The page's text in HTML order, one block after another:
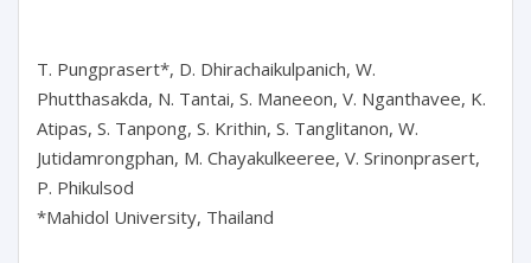
T. Pungprasert*, D. Dhirachaikulpanich, W.
Phutthasakda, N. Tantai, S. Maneeon, V. Nganthavee, K.
Atipas, S. Tanpong, S. Krithin, S. Tanglitanon, W.
Jutidamrongphan, M. Chayakulkeeree, V. Srinonprasert,
P. Phikulsod
*Mahidol University, Thailand